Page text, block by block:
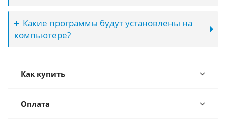
Какие программы будут установлены на
компьютере?
Как купить
Оплата